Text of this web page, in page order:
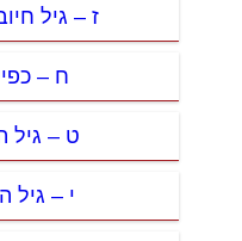
ז – גיל
ח –
ט – גיל
י – גיל